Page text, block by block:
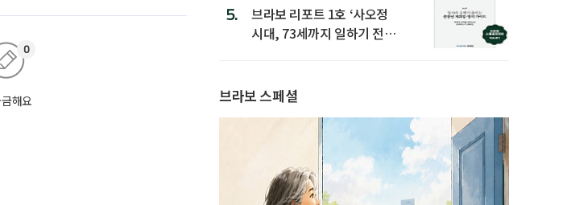
해요
0
5.
브라보 리포트 1호 ‘사오정
시대, 73세까지 일하기 전략’
브라보 스페셜